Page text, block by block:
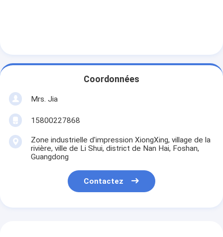
Coordonnées
Mrs. Jia
15800227868
Zone industrielle d'impression XiongXing, village de la
rivière, ville de Li Shui, district de Nan Hai, Foshan,
Guangdong
Contactez